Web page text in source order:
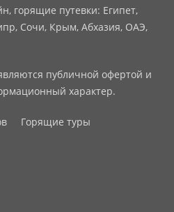
горящие путевки: Египет,
Сочи, Крым, Абхазия, ОАЭ,
публичной офертой и
характер.
Горящие туры